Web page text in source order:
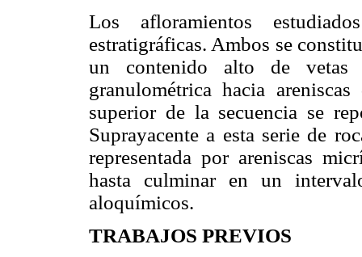
Los afloramientos
estratigráficas. Ambos se
un contenido alto de vetas
granulométrica hacia
superior de la secuencia se
Suprayacente a esta serie de
representada por areniscas
hasta culminar en un
aloquímicos.
TRABAJOS PREVIOS